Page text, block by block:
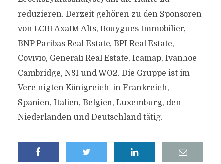
reduzieren. Derzeit gehören zu den Sponsoren
von LCBI AxaIM Alts, Bouygues Immobilier,
BNP Paribas Real Estate, BPI Real Estate,
Covivio, Generali Real Estate, Icamap, Ivanhoe
Cambridge, NSI und WO2. Die Gruppe ist im
Vereinigten Königreich, in Frankreich,
Spanien, Italien, Belgien, Luxemburg, den
Niederlanden und Deutschland tätig.